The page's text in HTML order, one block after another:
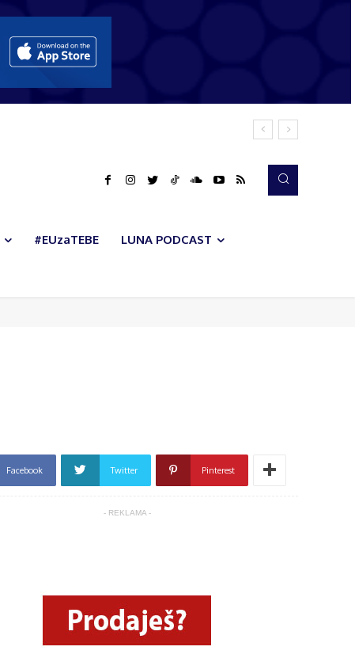
#EUzaTEBE LUNA PODCAST
Facebook Twitter Pinterest
- REKLAMA -